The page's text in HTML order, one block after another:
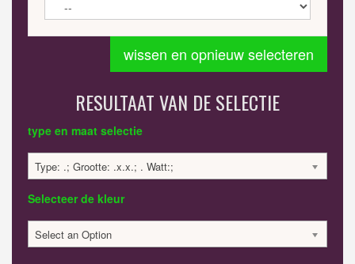
wissen en opnieuw selecteren
RESULTAAT VAN DE SELECTIE
type en maat selectie
Type: .; Grootte: .x.x.; . Watt:;
Selecteer de kleur
Select an Option